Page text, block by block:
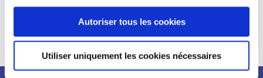
continuez à utiliser notre site Web.
Autoriser tous les cookies
Utiliser uniquement les cookies nécessaires
Accéder à la tribune